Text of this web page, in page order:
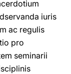
iuris
ac regulis
pro
seminarii